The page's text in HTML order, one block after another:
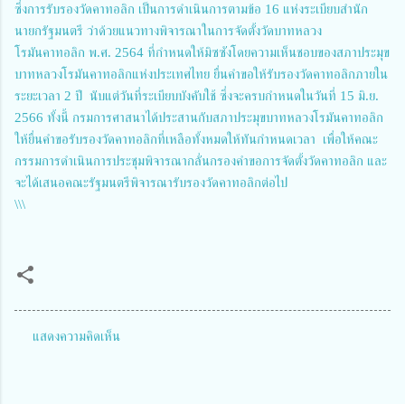
ซึ่งการรับรองวัดคาทอลิก เป็นการดำเนินการตามข้อ 16 แห่งระเบียบสำนัก
นายกรัฐมนตรี ว่าด้วยแนวทางพิจารณาในการจัดตั้งวัดบาทหลวง
โรมันคาทอลิก พ.ศ. 2564 ที่กำหนดให้มิซซังโดยความเห็นชอบของสภาประมุข
บาทหลวงโรมันคาทอลิกแห่งประเทศไทย ยื่นคำขอให้รับรองวัดคาทอลิกภายใน
ระยะเวลา 2 ปี นับแต่วันที่ระเบียบบังคับใช้ ซึ่งจะครบกำหนดในวันที่ 15 มิ.ย.
2566 ทั้งนี้ กรมการศาสนาได้ประสานกับสภาประมุขบาทหลวงโรมันคาทอลิก
ให้ยื่นคำขอรับรองวัดคาทอลิกที่เหลือทั้งหมดให้ทันกำหนดเวลา เพื่อให้คณะ
กรรมการดำเนินการประชุมพิจารณากลั่นกรองคำขอการจัดตั้งวัดคาทอลิก และ
จะได้เสนอคณะรัฐมนตรีพิจารณารับรองวัดคาทอลิกต่อไป
\\\
แสดงความคิดเห็น